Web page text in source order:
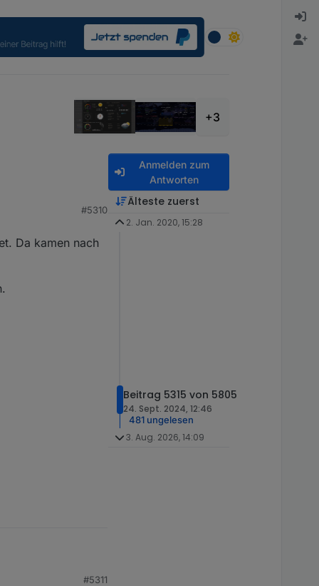
+3
09-
#5310
Da kamen nach
#5311
Anmelden zum
Antworten
Älteste zuerst
2. Jan. 2020, 15:28
Beitrag 5315 von 5805
24. Sept. 2024, 12:46
481 ungelesen
3. Aug. 2026, 14:09